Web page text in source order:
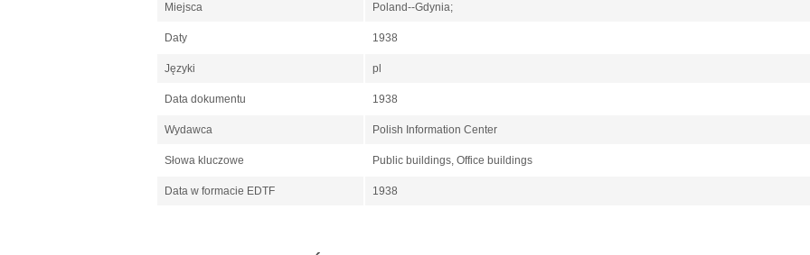
Miejsca Poland--Gdynia;
Daty 1938
Języki pl
Data dokumentu 1938
Wydawca Polish Information Center
Słowa kluczowe Public buildings, Office buildings
Data w formacie EDTF 1938